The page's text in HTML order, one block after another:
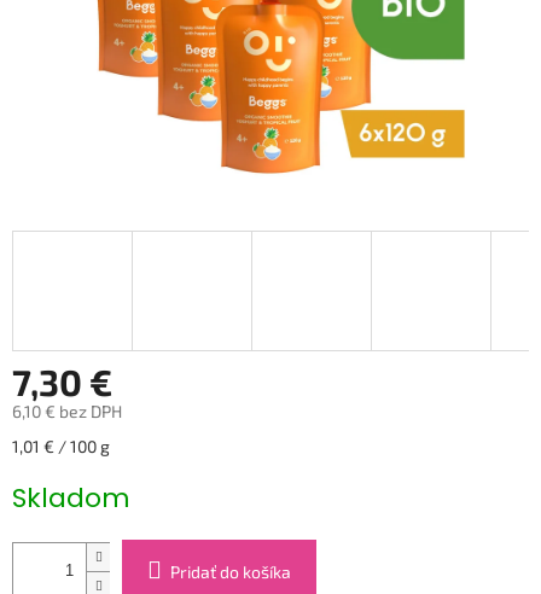
7,30 €
6,10 € bez DPH
Jednotková
1,01 € / 100 g
Skladom
Pridať do košíka